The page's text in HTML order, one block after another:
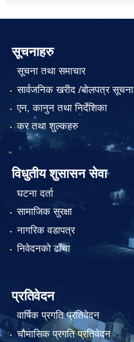
सूचनाहरु
सूचना तथा समाचार
सार्वजनिक खरीद /बोलपत्र सूचना
एन, कानुन तथा निर्देशिका
कर तथा शुल्कहरु
विधुतीय शुसासन सेवा
घटना दर्ता
सामाजिक सुरक्षा
नागरिक वडापत्र
निवेदनको ढाँचा
प्रतिवेदन
वार्षिक प्रगति प्रतिवेदन
चौमासिक प्रगति प्रतिवेदन